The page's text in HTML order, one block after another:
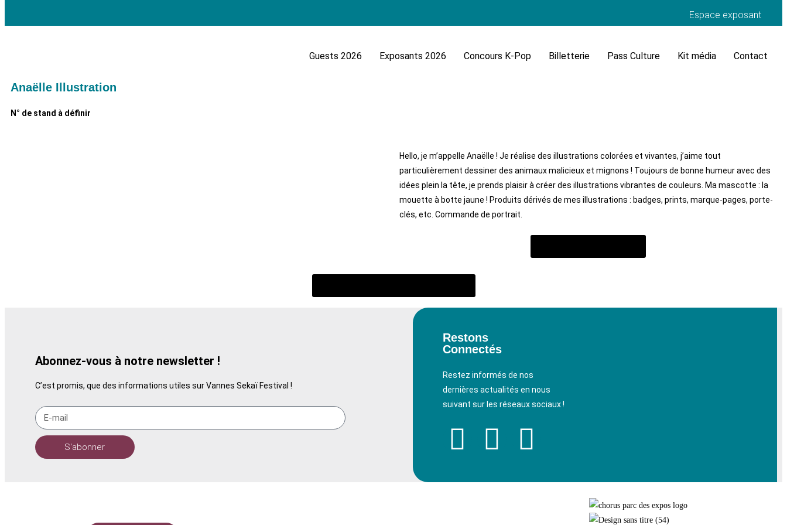
Espace exposant
Guests 2026 Exposants 2026 Concours K-Pop Billetterie Pass Culture Kit média Contact
Anaëlle Illustration
N° de stand à définir
Hello, je m’appelle Anaëlle ! Je réalise des illustrations colorées et vivantes, j’aime tout
particulièrement dessiner des animaux malicieux et mignons ! Toujours de bonne humeur avec des
idées plein la tête, je prends plaisir à créer des illustrations vibrantes de couleurs. Ma mascotte : la
mouette à botte jaune ! Produits dérivés de mes illustrations : badges, prints, marque-pages, porte-
clés, etc. Commande de portrait.
Abonnez-vous à notre newsletter !
C’est promis, que des informations utiles sur Vannes Sekaï Festival !
S'abonner
Restons
Connectés
Restez informés de nos
dernières actualités en nous
suivant sur les réseaux sociaux !